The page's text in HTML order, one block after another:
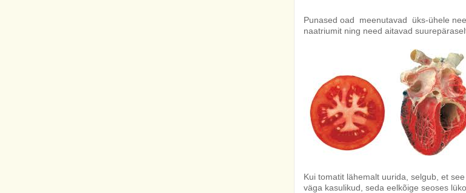
Punased oad meenutavad üks-ühele
naatriumit ning need aitavad
Kui tomatit lähemalt uurida, selgub, et
väga kasulikud, seda eelkõige seoses